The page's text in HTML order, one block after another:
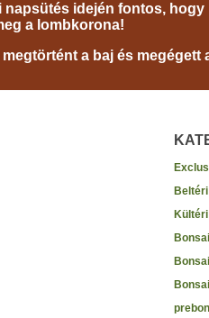
napsütés idején fontos,
a lombkorona!
megtörtént a baj és